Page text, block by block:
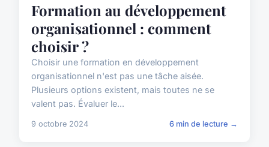
Formation au développement
organisationnel : comment
choisir ?
Choisir une formation en développement
organisationnel n'est pas une tâche aisée.
Plusieurs options existent, mais toutes ne se
valent pas. Évaluer le...
9 octobre 2024 6 min de lecture →